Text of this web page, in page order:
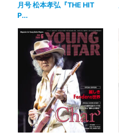
月号 松本孝弘『THE HIT
P...